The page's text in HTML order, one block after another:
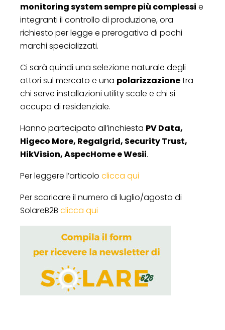
monitoring system sempre più complessi e
integranti il controllo di produzione, ora
richiesto per legge e prerogativa di pochi
marchi specializzati.
Ci sarà quindi una selezione naturale degli
attori sul mercato e una polarizzazionetra
chi serve installazioni utility scale e chi si
occupa di residenziale.
Hanno partecipato all’inchiesta PV Data,
Higeco More, Regalgrid, Security Trust,
HikVision, AspecHome e Wesii.
Per leggere l’articolo clicca qui
Per scaricare il numero di luglio/agosto di
SolareB2B clicca qui